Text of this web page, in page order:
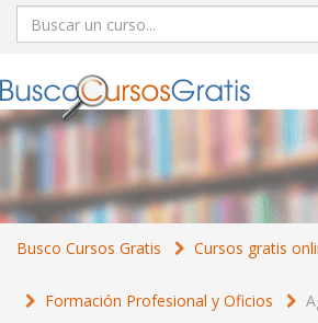
Busco Cursos Gratis Cursos gratis
Formación Profesional y Oficios